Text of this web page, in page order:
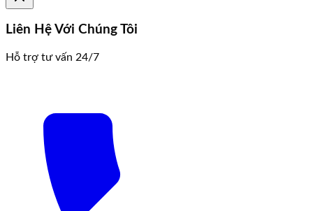
Liên Hệ Với Chúng Tôi
Hỗ trợ tư vấn 24/7